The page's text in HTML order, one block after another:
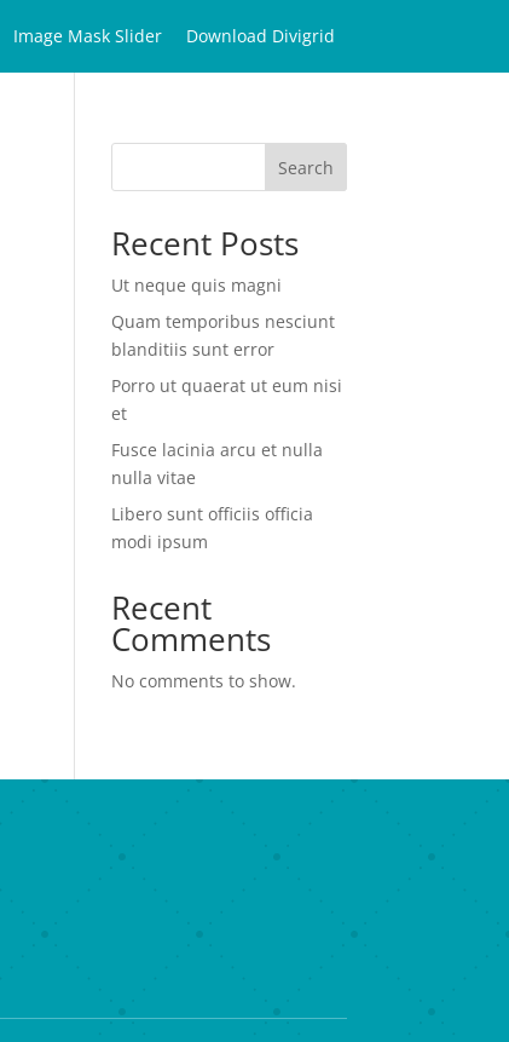
Image Mask Slider Download Divigrid
Search
Recent Posts
Ut neque quis magni
Quam temporibus nesciunt
blanditiis sunt error
Porro ut quaerat ut eum nisi
et
Fusce lacinia arcu et nulla
nulla vitae
Libero sunt officiis officia
modi ipsum
Recent
Comments
No comments to show.